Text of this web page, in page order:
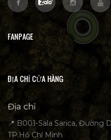
FANPAGE
ĐỊA CHỈ CỬA HÀNG
Địa chỉ
📍 B001-Sala Sarica, Đường
TP.Hồ Chí Minh